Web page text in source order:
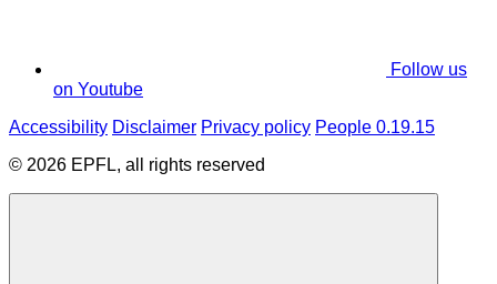
Follow us
on Youtube
Accessibility Disclaimer Privacy policy People 0.19.15
© 2026 EPFL, all rights reserved